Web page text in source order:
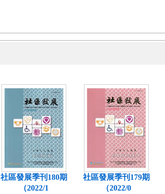
社區發展季刊180期
（2022/1
社區發展季刊179期
（2022/0